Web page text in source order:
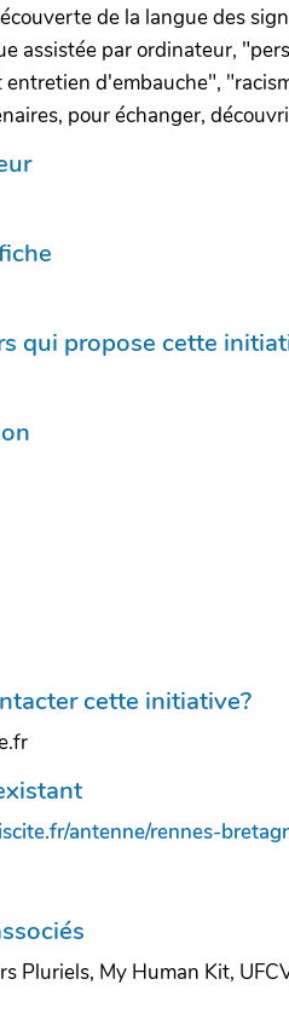
de la langue des
assistée par ordinateur,
d'embauche",
pour échanger,
qui propose cette
cette initiative?
antenne/rennes-
Pluriels, My Human Kit,